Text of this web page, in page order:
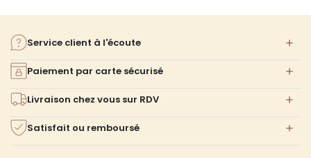
Service client à l'écoute
Paiement par carte sécurisé
Livraison chez vous sur RDV
Satisfait ou remboursé